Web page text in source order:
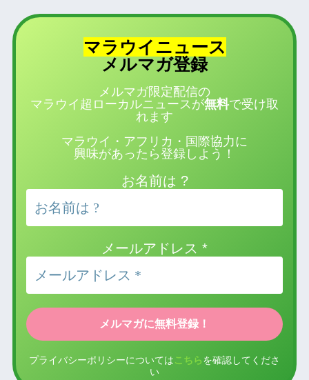
マラウイニュース
メルマガ登録
メルマガ限定配信の
マラウイ超ローカルニュースが無料で受け取
れます
マラウイ・アフリカ・国際協力に
興味があったら登録しよう！
お名前は ?
メールアドレス *
プライバシーポリシーについては こちら を確認してくださ
い